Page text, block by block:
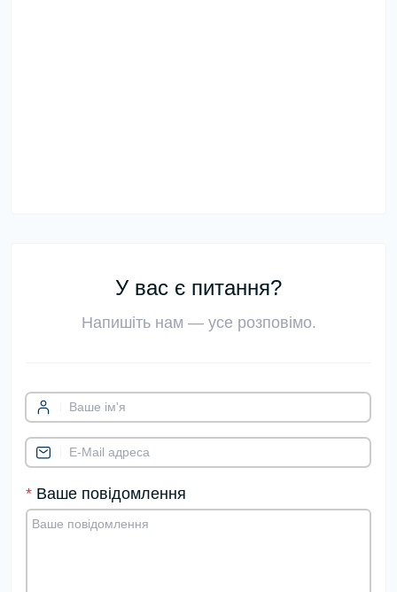
У вас є питання?
Напишіть нам — усе розповімо.
* Ваше повідомлення